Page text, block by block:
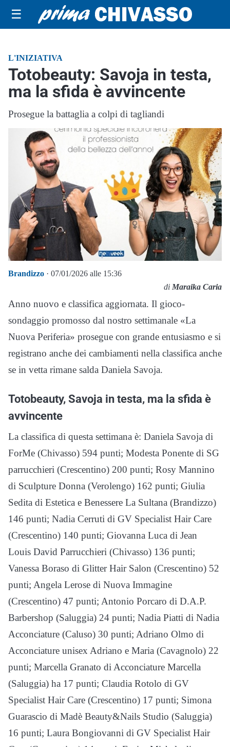
☰
L'INIZIATIVA
Totobeauty: Savoja in testa,
ma la sfida è avvincente
Prosegue la battaglia a colpi di tagliandi
Brandizzo · 07/01/2026 alle 15:36
di Maraika Caria
Anno nuovo e classifica aggiornata. Il gioco-
sondaggio promosso dal nostro settimanale «La
Nuova Periferia» prosegue con grande entusiasmo e si
registrano anche dei cambiamenti nella classifica anche
se in vetta rimane salda Daniela Savoja.
Totobeauty, Savoja in testa, ma la sfida è
avvincente
La classifica di questa settimana è: Daniela Savoja di
ForMe (Chivasso) 594 punti; Modesta Ponente di SG
parrucchieri (Crescentino) 200 punti; Rosy Mannino
di Sculpture Donna (Verolengo) 162 punti; Giulia
Sedita di Estetica e Benessere La Sultana (Brandizzo)
146 punti; Nadia Cerruti di GV Specialist Hair Care
(Crescentino) 140 punti; Giovanna Luca di Jean
Louis David Parrucchieri (Chivasso) 136 punti;
Vanessa Boraso di Glitter Hair Salon (Crescentino) 52
punti; Angela Lerose di Nuova Immagine
(Crescentino) 47 punti; Antonio Porcaro di D.A.P.
Barbershop (Saluggia) 24 punti; Nadia Piatti di Nadia
Acconciature (Caluso) 30 punti; Adriano Olmo di
Acconciature unisex Adriano e Maria (Cavagnolo) 22
punti; Marcella Granato di Acconciature Marcella
(Saluggia) ha 17 punti; Claudia Rotolo di GV
Specialist Hair Care (Crescentino) 17 punti; Simona
Guarascio di Madè Beauty&Nails Studio (Saluggia)
16 punti; Laura Bongiovanni di GV Specialist Hair